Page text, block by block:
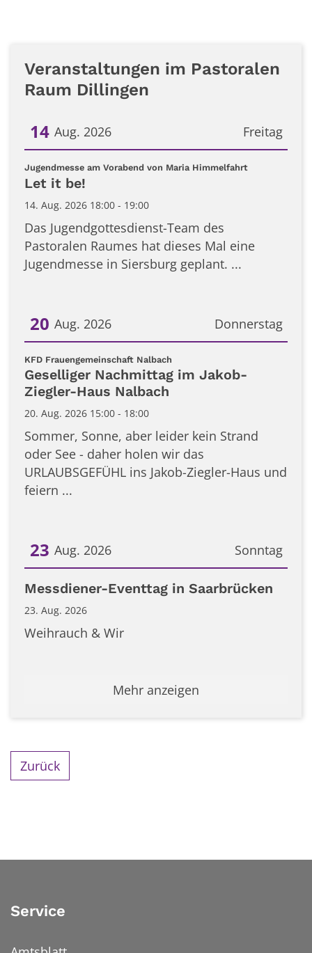
Veranstaltungen im Pastoralen
Raum Dillingen
Freitag
14 Aug. 2026
Datum: 14. August 2026
Jugendmesse am Vorabend von Maria Himmelfahrt:
Let it be!
14. Aug. 2026 18:00 - 19:00
Das Jugendgottesdienst-Team des
Pastoralen Raumes hat dieses Mal eine
Jugendmesse in Siersburg geplant. ...
Donnerstag
20 Aug. 2026
Datum: 20. August 2026
KFD Frauengemeinschaft Nalbach
Geselliger Nachmittag im Jakob-
Ziegler-Haus Nalbach
20. Aug. 2026 15:00 - 18:00
Sommer, Sonne, aber leider kein Strand
oder See - daher holen wir das
URLAUBSGEFÜHL ins Jakob-Ziegler-Haus und
feiern ...
Sonntag
23 Aug. 2026
Datum: 23. August 2026
Messdiener-Eventtag in Saarbrücken
23. Aug. 2026
Weihrauch & Wir
Mehr anzeigen
Zurück
Service